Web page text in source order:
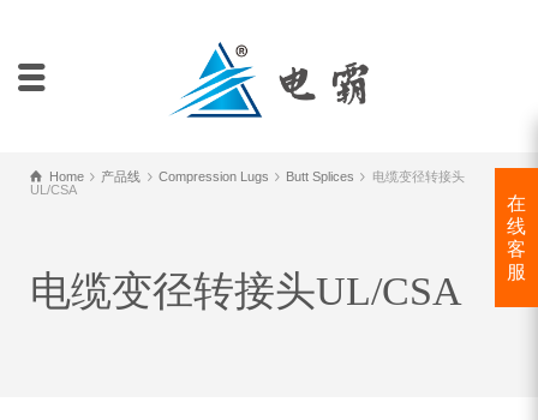
Home 产品线 Compression Lugs Butt Splices
电缆变径转接头
UL/CSA
电缆变径转接头UL/CSA
在
线
客
服